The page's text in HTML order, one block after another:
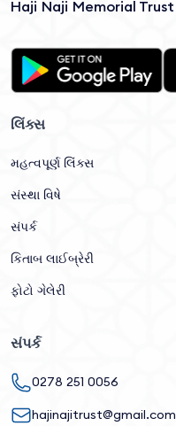
Haji Naji Memorial Trust
લિંક્સ
મહત્વપૂર્ણ લિંક્સ
સંસ્થા વિષે
સંપર્ક
કિતાબ લાઈબ્રેરી
ફોટો ગેલેરી
સંપર્ક
0278 251 0056
hajinajitrust@gmail.com